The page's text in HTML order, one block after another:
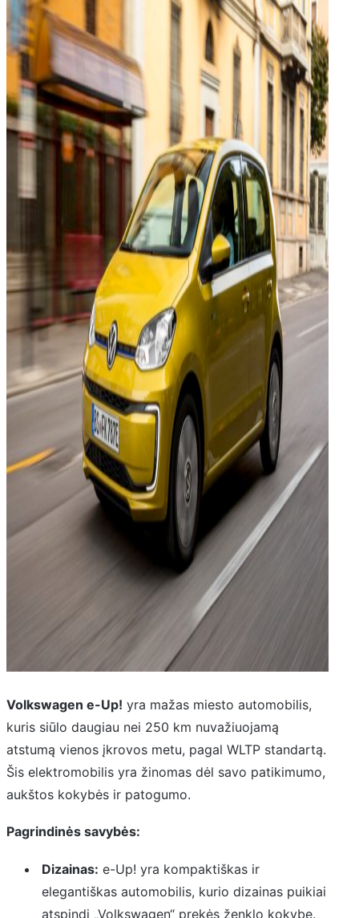
Volkswagen e-Up! yra mažas miesto automobilis,
kuris siūlo daugiau nei 250 km nuvažiuojamą
atstumą vienos įkrovos metu, pagal WLTP standartą.
Šis elektromobilis yra žinomas dėl savo patikimumo,
aukštos kokybės ir patogumo.
Pagrindinės savybės:
Dizainas: e-Up! yra kompaktiškas ir
elegantiškas automobilis, kurio dizainas puikiai
atspindi „Volkswagen“ prekės ženklo kokybę.